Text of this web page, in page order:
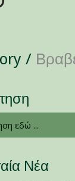
/
Νέα